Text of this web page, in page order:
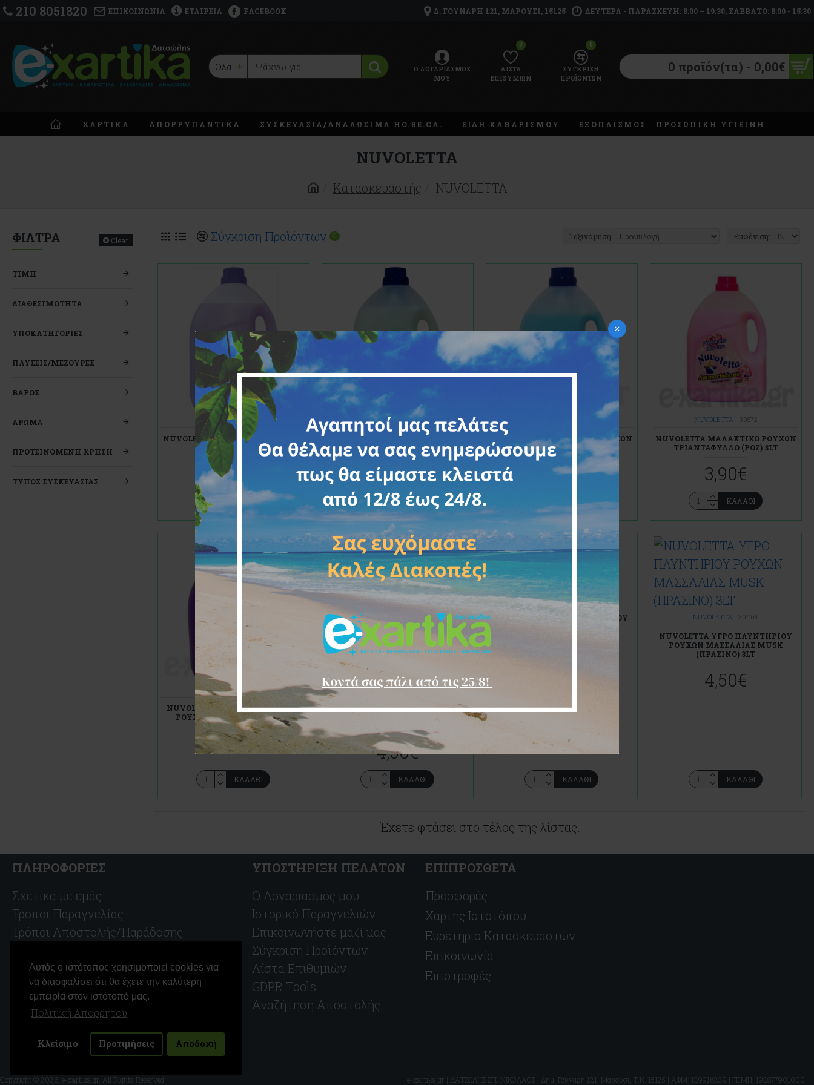
Αυτός ο ιστότοπος χρησιμοποιεί cookies για
να διασφαλίσει ότι θα έχετε την καλύτερη
εμπειρία στον ιστότοπό μας.
Πολιτική Απορρήτου
Κλείσιμο Προτιμήσεις Αποδοχή
210 8051820 ΕΠΙΚΟΙΝΩΝΊΑ ΕΤΑΙΡΕΊΑ FACEBOOK Δ. ΓΟΎΝΑΡΗ 121, ΜΑΡΟΎΣΙ, 15125 ΔΕΥΤΈΡΑ - ΠΑΡΑΣΚΕΥΉ: 8:00 – 19:30, ΣΆΒΒΑΤΟ: 8:00 - 15:30
Όλα
Ο ΛΟΓΑΡΙΑΣΜΌΣ
ΜΟΥ
ΛΊΣΤΑ
ΕΠΙΘΥΜΙΏΝ
0
ΣΎΓΚΡΙΣΗ
ΠΡΟΪΌΝΤΩΝ
0
0 προϊόν(τα) - 0,00€
ΧΑΡΤΙΚΑ ΑΠΟΡΡΥΠΑΝΤΙΚΑ ΣΥΣΚΕΥΑΣΙΑ/ΑΝΑΛΩΣΙΜΑ HO.RE.CA. ΕΙΔΗ ΚΑΘΑΡΙΣΜΟΥ ΕΞΟΠΛΙΣΜΟΣ ΠΡΟΣΩΠΙΚΗ ΥΓΙΕΙΝΗ
Κατασκευαστής NUVOLETTA
NUVOLETTA
ΦΊΛΤΡΑ Clear
ΤΙΜΉ
ΥΠΟΚΑΤΗΓΟΡΊΕΣ
ΠΛΥΣΕΙΣ/ΜΕΖΟΥΡΕΣ
ΒΑΡΟΣ
ΑΡΩΜΑ
ΠΡΟΤΕΙΝΟΜΕΝΗ ΧΡΗΣΗ
ΤΥΠΟΣ ΣΥΣΚΕΥΑΣΙΑΣ
ΔΙΑΘΕΣΙΜΌΤΗΤΑ
Σύγκριση Προϊόντων 0 Ταξινόμηση: Εμφάνιση:
NUVOLETTA 30458
NUVOLETTA ΜΑΛΑΚΤΙΚΟ ΡΟΥΧΩΝ
ΟΡΧΙΔΕΑ (ΜΩΒ) 3LT
3,90€
ΚΑΛΆΘΙ
NUVOLETTA 30457
NUVOLETTA ΜΑΛΑΚΤΙΚΟ ΡΟΥΧΩΝ
ΤΑΛΚ (ΛΕΥΚΟ) 3LT
3,90€
ΚΑΛΆΘΙ
NUVOLETTA ΜΑΛΑΚΤΙΚΟ ΡΟΥΧΩΝ
CLASSIC (ΜΠΛΕ) 3LT
3,90€
NUVOLETTA 30572
NUVOLETTA ΜΑΛΑΚΤΙΚΟ ΡΟΥΧΩΝ
ΤΡΙΑΝΤΑΦΥΛΛΟ (ΡΟΖ) 3LT
3,90€
ΚΑΛΆΘΙ
NUVOLETTA 30459
NUVOLETTA ΥΓΡΟ ΠΛΥΝΤΗΡΙΟΥ
ΡΟΥΧΩΝ ΟΡΧΙΔΕΑ (ΜΩΒ) 3LT
4,50€
ΚΑΛΆΘΙ
NUVOLETTA 30493
NUVOLETTA ΥΓΡΟ ΠΛΥΝΤΗΡΙΟΥ
ΡΟΥΧΩΝ ΑΣΠΡΑ ΒΡΥΑ - MUSCHIO
4,50€
ΚΑΛΆΘΙ
NUVOLETTA 30494
NUVOLETTA ΥΓΡΟ ΠΛΥΝΤΗΡΙΟΥ
ΚΑΛΆΘΙ
NUVOLETTA 30464
NUVOLETTA ΥΓΡΟ ΠΛΥΝΤΗΡΙΟΥ
ΡΟΥΧΩΝ ΜΑΣΣΑΛΙΑΣ MUSK
(ΠΡΑΣΙΝΟ) 3LT
4,50€
ΚΑΛΆΘΙ
Έχετε φτάσει στο τέλος της λίστας.
ΠΛΗΡΟΦΟΡΙΕΣ
Σχετικά με εμάς
Τρόποι Παραγγελίας
Τρόποι Αποστολής/Παράδοσης
Πολιτική Απορρήτου
Όροι Χρήσης
Προστασία προσωπικών
δεδομένων
Πολιτική Υπαναχώρησης
ΥΠΟΣΤΗΡΙΞΗ ΠΕΛΑΤΩΝ
O Λογαριασμός μου
Ιστορικό Παραγγελιών
Επικοινωνήστε μαζί μας
Σύγκριση Προϊόντων
Λίστα Επιθυμιών
GDPR Tools
Αναζήτηση Αποστολής
ΕΠΙΠΡΟΣΘΕΤΑ
Προσφορές
Χάρτης Ιστοτόπου
Ευρετήριο Κατασκευαστών
Επικοινωνία
Επιστροφές
Copyright © 2026, e-xartika.gr, All Rights Reserved e-xartika.gr | ΔΑΤΣΩΛΗΣ ΣΠ. ΝΙΚΟΛΑΟΣ | Δημ. Γούναρη 121, Μαρούσι, Τ.Κ. 15125 | ΑΦΜ: 139916239 | ΓΕΜΗ: 192877901000